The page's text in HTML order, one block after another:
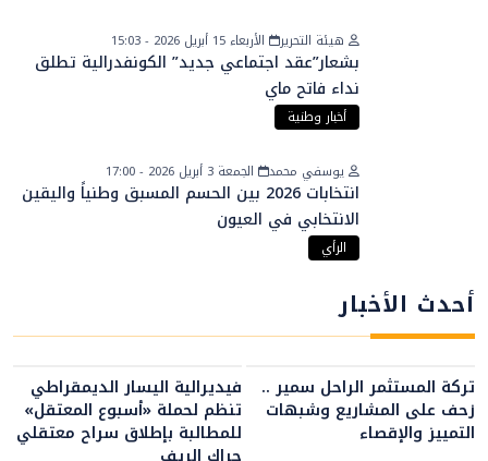
هيئة التحرير الأربعاء 15 أبريل 2026 - 15:03
بشعار”عقد اجتماعي جديد” الكونفدرالية تطلق
نداء فاتح ماي
أخبار وطنية
يوسفي محمد الجمعة 3 أبريل 2026 - 17:00
انتخابات 2026 بين الحسم المسبق وطنياً واليقين
الانتخابي في العيون
الرأي
أحدث الأخبار
تركة المستثمر الراحل سمير ..
زحف على المشاريع وشبهات
التمييز والإقصاء
فيديرالية اليسار الديمقراطي
تنظم لحملة «أسبوع المعتقل»
للمطالبة بإطلاق سراح معتقلي